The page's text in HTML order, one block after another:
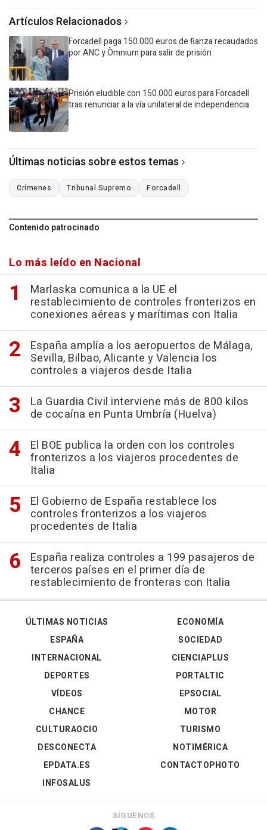
Artículos Relacionados
Forcadell paga 150.000 euros de fianza recaudados
por ANC y Òmnium para salir de prisión
Prisión eludible con 150.000 euros para Forcadell
tras renunciar a la vía unilateral de independencia
Últimas noticias sobre estos temas
Crímenes Tribunal Supremo Forcadell
Contenido patrocinado
Lo más leído en Nacional
Marlaska comunica a la UE el
restablecimiento de controles fronterizos en
conexiones aéreas y marítimas con Italia
España amplía a los aeropuertos de Málaga,
Sevilla, Bilbao, Alicante y Valencia los
controles a viajeros desde Italia
La Guardia Civil interviene más de 800 kilos
de cocaína en Punta Umbría (Huelva)
El BOE publica la orden con los controles
fronterizos a los viajeros procedentes de
Italia
El Gobierno de España restablece los
controles fronterizos a los viajeros
procedentes de Italia
España realiza controles a 199 pasajeros de
terceros países en el primer día de
restablecimiento de fronteras con Italia
ÚLTIMAS NOTICIAS
ESPAÑA
INTERNACIONAL
DEPORTES
VÍDEOS
ECONOMÍA
SOCIEDAD
CIENCIAPLUS
PORTALTIC
EPSOCIAL
CHANCE
CULTURAOCIO
DESCONECTA
EPDATA.ES
INFOSALUS
MOTOR
TURISMO
NOTIMÉRICA
CONTACTOPHOTO
SÍGUENOS